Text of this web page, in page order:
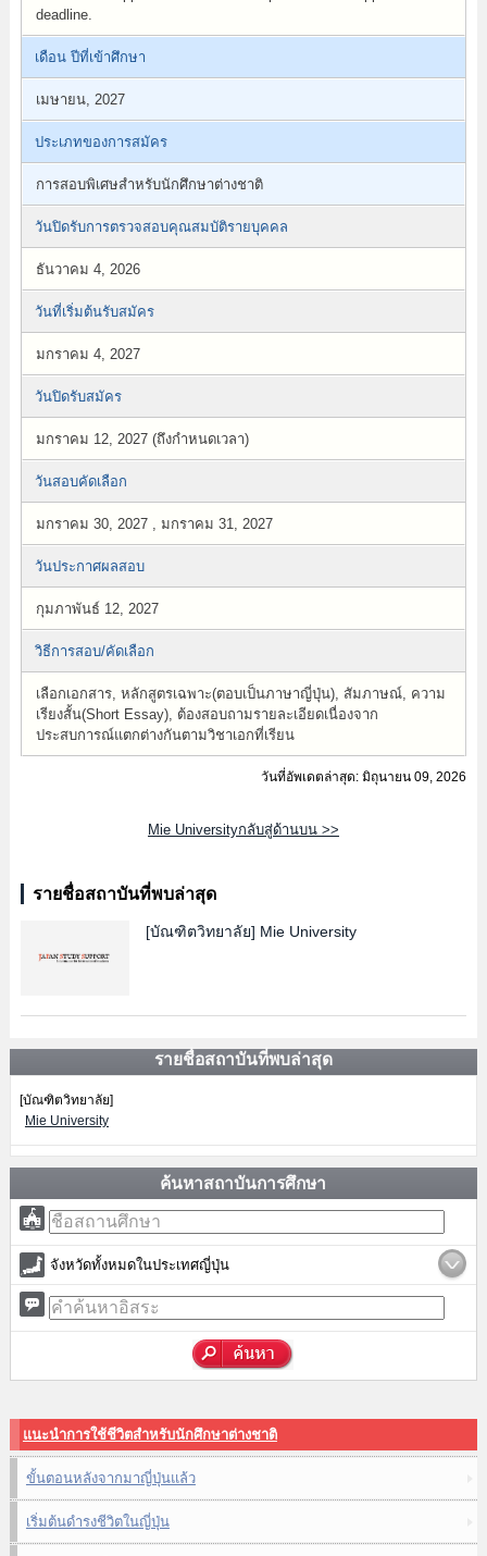
deadline.
เดือน ปีที่เข้าศึกษา
เมษายน, 2027
ประเภทของการสมัคร
การสอบพิเศษสำหรับนักศึกษาต่างชาติ
วันปิดรับการตรวจสอบคุณสมบัติรายบุคคล
ธันวาคม 4, 2026
วันที่เริ่มต้นรับสมัคร
มกราคม 4, 2027
วันปิดรับสมัคร
มกราคม 12, 2027 (ถึงกำหนดเวลา)
วันสอบคัดเลือก
มกราคม 30, 2027 , มกราคม 31, 2027
วันประกาศผลสอบ
กุมภาพันธ์ 12, 2027
วิธีการสอบ/คัดเลือก
เลือกเอกสาร, หลักสูตรเฉพาะ(ตอบเป็นภาษาญี่ปุ่น), สัมภาษณ์, ความ
เรียงสั้น(Short Essay), ต้องสอบถามรายละเอียดเนื่องจาก
ประสบการณ์แตกต่างกันตามวิชาเอกที่เรียน
วันที่อัพเดตล่าสุด: มิถุนายน 09, 2026
Mie Universityกลับสู่ด้านบน >>
รายชื่อสถาบันที่พบล่าสุด
[บัณฑิตวิทยาลัย] Mie University
รายชื่อสถาบันที่พบล่าสุด
[บัณฑิตวิทยาลัย]
Mie University
ค้นหาสถาบันการศึกษา
จังหวัดทั้งหมดในประเทศญี่ปุ่น
แนะนำการใช้ชีวิตสำหรับนักศึกษาต่างชาติ
ขั้นตอนหลังจากมาญี่ปุ่นแล้ว
เริ่มต้นดำรงชีวิตในญี่ปุ่น